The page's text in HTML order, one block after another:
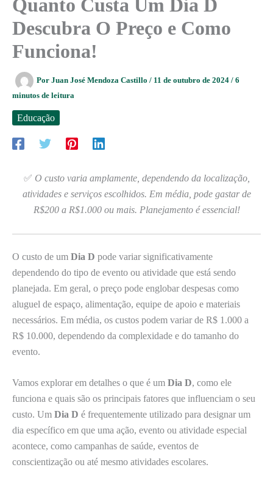
Quanto Custa Um Dia D
Descubra O Preço e Como
Funciona!
Por Juan José Mendoza Castillo / 11 de outubro de 2024 / 6
minutos de leitura
Educação
✅ O custo varia amplamente, dependendo da localização,
atividades e serviços escolhidos. Em média, pode gastar de
R$200 a R$1.000 ou mais. Planejamento é essencial!
O custo de um Dia D pode variar significativamente
dependendo do tipo de evento ou atividade que está sendo
planejada. Em geral, o preço pode englobar despesas como
aluguel de espaço, alimentação, equipe de apoio e materiais
necessários. Em média, os custos podem variar de R$ 1.000 a
R$ 10.000, dependendo da complexidade e do tamanho do
evento.
Vamos explorar em detalhes o que é um Dia D, como ele
funciona e quais são os principais fatores que influenciam o seu
custo. Um Dia D é frequentemente utilizado para designar um
dia específico em que uma ação, evento ou atividade especial
acontece, como campanhas de saúde, eventos de
conscientização ou até mesmo atividades escolares.